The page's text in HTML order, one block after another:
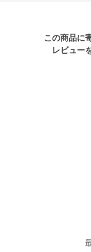
この商品に
レビュー